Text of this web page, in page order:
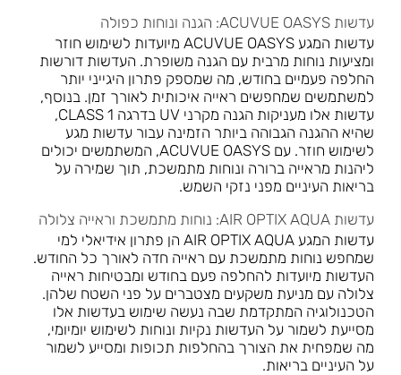
עדשות ACUVUE OASYS: הגנה ונוחות כפולה
עדשות המגע ACUVUE OASYS מיועדות לשימוש חוזר
ומציעות נוחות מרבית עם הגנה משופרת. העדשות דורשות
החלפה פעמיים בחודש, מה שמספק פתרון היגייני יותר
למשתמשים שמחפשים ראייה איכותית לאורך זמן. בנוסף,
עדשות אלו מעניקות הגנה מקרני UV בדרגה CLASS 1,
שהיא ההגנה הגבוהה ביותר הזמינה עבור עדשות מגע
לשימוש חוזר. עם ACUVUE OASYS, המשתמשים יכולים
ליהנות מראייה ברורה ונוחות מתמשכת, תוך שמירה על
בריאות העיניים מפני נזקי השמש.
עדשות AIR OPTIX AQUA: נוחות מתמשכת וראייה צלולה
עדשות המגע AIR OPTIX AQUA הן פתרון אידיאלי למי
שמחפש נוחות מתמשכת עם ראייה חדה לאורך כל החודש.
העדשות מיועדות להחלפה פעם בחודש ומבטיחות ראייה
צלולה עם מניעת משקעים מצטברים על פני השטח שלהן.
הטכנולוגיה המתקדמת שבה נעשה שימוש בעדשות אלו
מסייעת לשמור על העדשות נקיות ונוחות לשימוש יומיומי,
מה שמפחית את הצורך בהחלפות תכופות ומסייע לשמור
על העיניים בריאות.